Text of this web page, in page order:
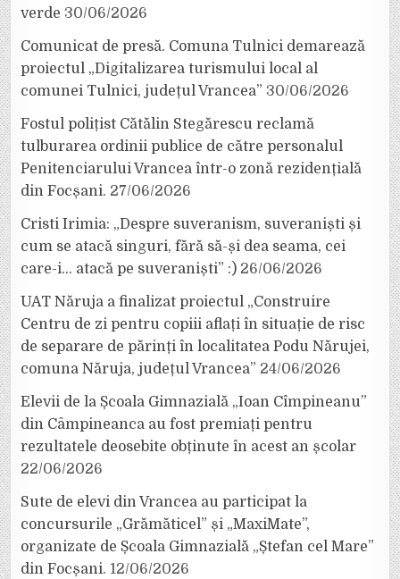
verde 30/06/2026
Comunicat de presă. Comuna Tulnici demarează
proiectul „Digitalizarea turismului local al
comunei Tulnici, județul Vrancea” 30/06/2026
Fostul polițist Cătălin Stegărescu reclamă
tulburarea ordinii publice de către personalul
Penitenciarului Vrancea într-o zonă rezidențială
din Focșani. 27/06/2026
Cristi Irimia: „Despre suveranism, suveraniști și
cum se atacă singuri, fără să-și dea seama, cei
care-i… atacă pe suveraniști” :) 26/06/2026
UAT Năruja a finalizat proiectul „Construire
Centru de zi pentru copiii aflați în situație de risc
de separare de părinți în localitatea Podu Nărujei,
comuna Năruja, județul Vrancea” 24/06/2026
Elevii de la Școala Gimnazială „Ioan Cîmpineanu”
din Câmpineanca au fost premiați pentru
rezultatele deosebite obținute în acest an școlar
22/06/2026
Sute de elevi din Vrancea au participat la
concursurile „Grămăticel” și „MaxiMate”,
organizate de Școala Gimnazială „Ștefan cel Mare”
din Focșani. 12/06/2026